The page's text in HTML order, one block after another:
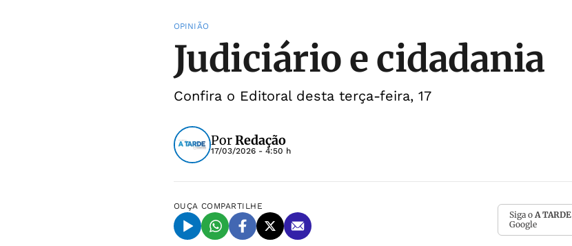
OPINIÃO
Judiciário e cidadania
Confira o Editoral desta terça-feira, 17
PorRedação
17/03/2026 - 4:50 h
OUÇA COMPARTILHE
Siga o A TARDE
Google